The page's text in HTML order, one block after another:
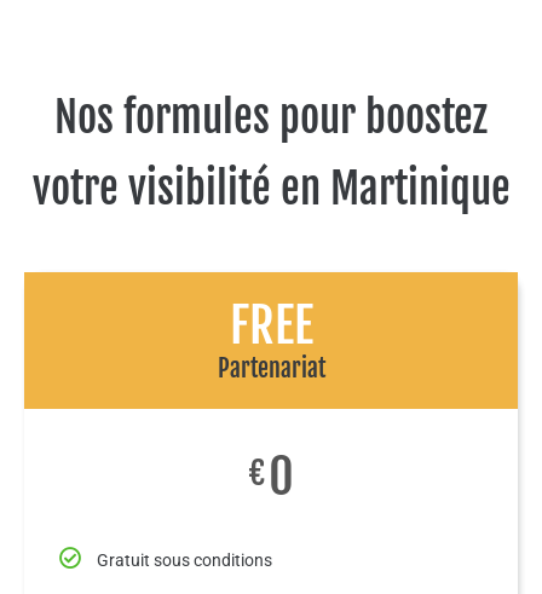
Nos formules pour boostez
votre visibilité en Martinique
FREE
Partenariat
€0
Gratuit sous conditions